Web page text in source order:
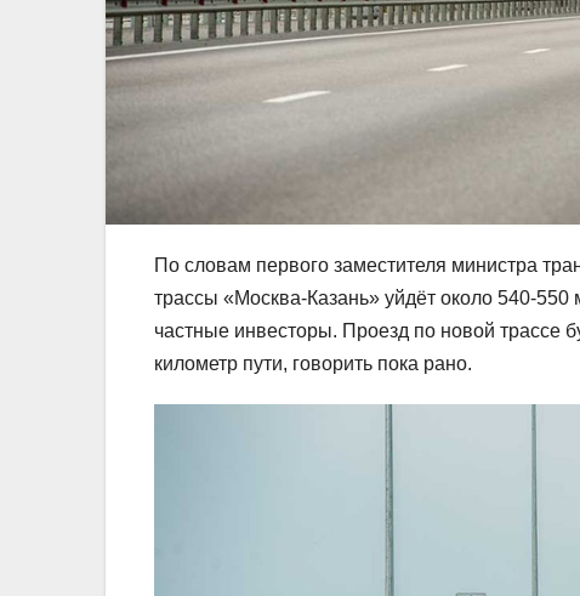
По словам первого заместителя министра
трассы «Москва-Казань» уйдёт около 540-
частные инвесторы. Проезд по новой трассе
километр пути, говорить пока рано.